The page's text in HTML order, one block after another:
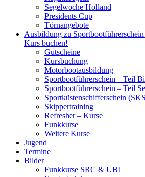
Segelwoche Holland
Presidents Cup
Törnangebote
Ausbildung zu
Kurs buchen!
Gutscheine
Kursbuchung
Motorbootausbildung
Sportbootführerschein – Teil
Sportbootführerschein – Teil
Sportküstenschifferschein
Skippertraining
Refresher – Kurse
Funkkurse
Weitere Kurse
Jugend
Termine
Bilder
Funkkurse SRC & UBI